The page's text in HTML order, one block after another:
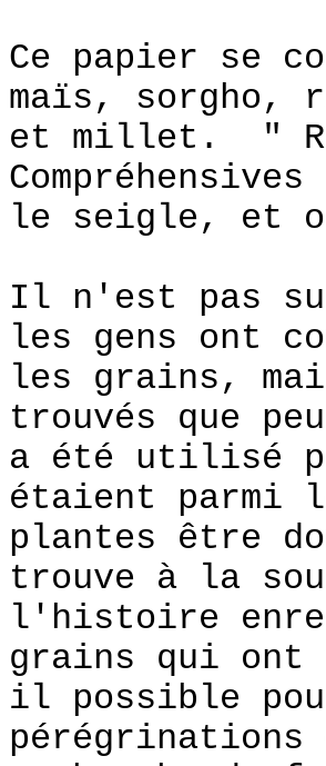
Ce papier se
maïs, sorgho,
et millet. "
le seigle, et
Il n'est pas su
les gens ont
les grains,
trouvés que
a été utilisé
étaient parmi
plantes être
trouve à la
l'histoire
grains qui
il possible
pérégrinations